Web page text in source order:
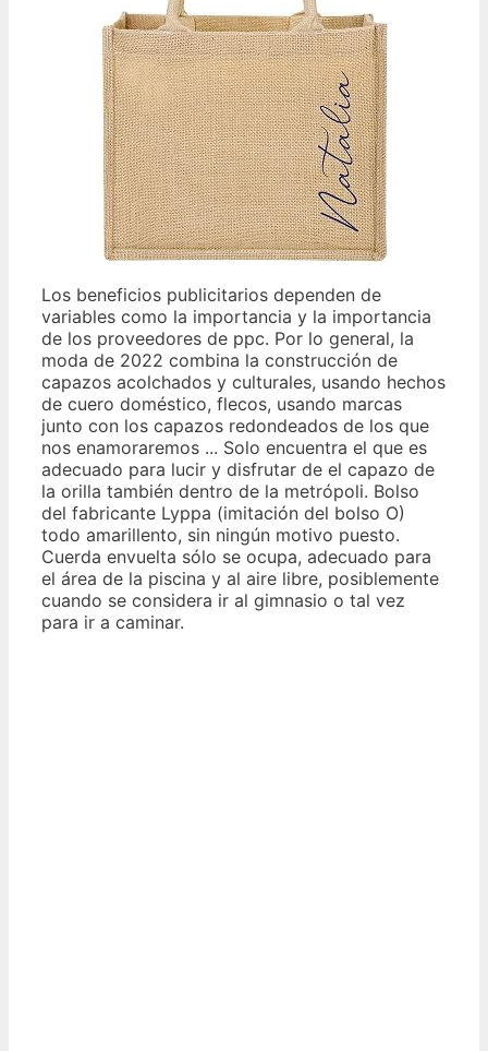
Los beneficios publicitarios dependen de
variables como la importancia y la importancia
de los proveedores de ppc. Por lo general, la
moda de 2022 combina la construcción de
capazos acolchados y culturales, usando hechos
de cuero doméstico, flecos, usando marcas
junto con los capazos redondeados de los que
nos enamoraremos ... Solo encuentra el que es
adecuado para lucir y disfrutar de el capazo de
la orilla también dentro de la metrópoli. Bolso
del fabricante Lyppa (imitación del bolso O)
todo amarillento, sin ningún motivo puesto.
Cuerda envuelta sólo se ocupa, adecuado para
el área de la piscina y al aire libre, posiblemente
cuando se considera ir al gimnasio o tal vez
para ir a caminar.